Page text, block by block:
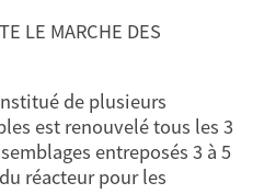
LE MARCHE DES
de plusieurs
est renouvelé tous les 3
entreposés 3 à 5
réacteur pour les